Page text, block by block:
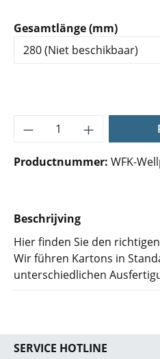
Selecteer
Gesamtlänge (mm)
Productnummer: WFK-
Beschrijving
Hier finden Sie den
Wir führen Kartons in
unterschiedlichen
SERVICE HOTLINE